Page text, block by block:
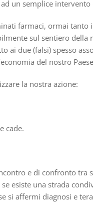
un semplice intervento
farmaci, ormai
sul sentiero della
ai due (falsi) spesso
del nostro
la nostra azione:
cade.
e di confronto tra s
esiste una strada co
si affermi diagnosi e